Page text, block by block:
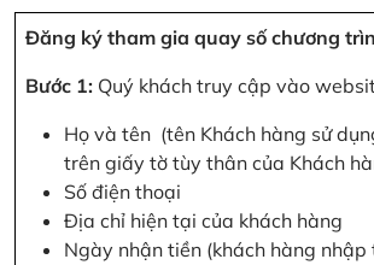
Đăng ký tham gia quay số chương
Bước 1: Quý khách truy cập vào
Họ và tên (tên Khách hàng sử
trên giấy tờ tùy thân của Khách
Số điện thoại
Địa chỉ hiện tại của khách hàng
Ngày nhận tiền (khách hàng